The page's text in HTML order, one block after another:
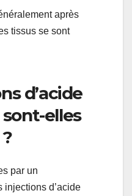
après
tissus se sont
d’acide
elles
par un
injections d’acide